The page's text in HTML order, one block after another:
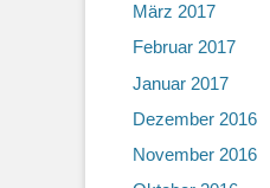
März 2017
Februar 2017
Januar 2017
Dezember 2016
November 2016